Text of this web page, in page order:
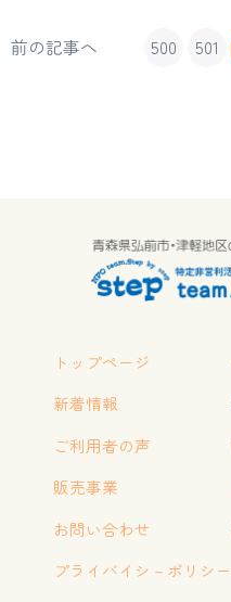
前の記事へ 500 501
トップページ
新着情報
ご利用者の声
販売事業
お問い合わせ
プライバイシ－ポリシー